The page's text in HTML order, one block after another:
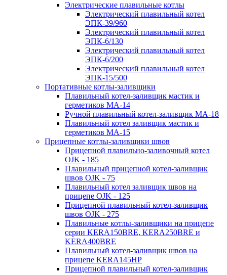
Электрические плавильные котлы
Электрический плавильный котел
ЭПК-39/960
Электрический плавильный котел
ЭПК-6/130
Электрический плавильный котел
ЭПК-6/200
Электрический плавильный котел
ЭПК-15/500
Портативные котлы-заливщики
Плавильный котел-заливщик мастик и
герметиков МА-14
Ручной плавильный котел-заливщик МА-18
Плавильный котел заливщик мастик и
герметиков МА-15
Прицепные котлы-заливщики швов
Прицепной плавильно-заливочный котел
OJK - 185
Плавильный прицепной котел-заливщик
швов OJK - 75
Плавильный котел заливщик швов на
прицепе OJK - 125
Прицепной плавильный котел-заливщик
швов OJK - 275
Плавильные котлы-заливщики на прицепе
серии KERA150BRE, KERA250BRE и
KERA400BRE
Плавильный котел-заливщик швов на
прицепе KERA145HP
Прицепной плавильный котел-заливщик